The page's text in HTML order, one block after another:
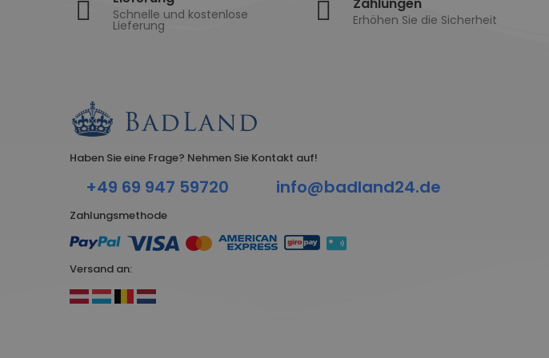
Schnelle und kostenlose
Lieferung Erhöhen Sie die Sicherheit
Haben Sie eine Frage? Nehmen Sie Kontakt auf!
+49 69 947 59720 info@badland24.de
Zahlungsmethode
Versand an: